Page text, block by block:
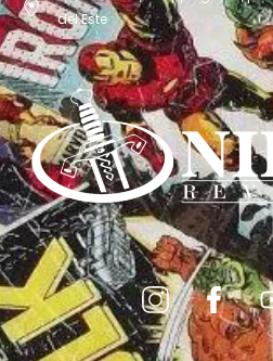
del Este